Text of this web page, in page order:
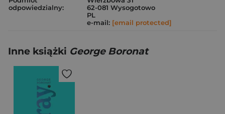
odpowiedzialny:
62-081 Wysogotowo
PL
e-mail: [email protected]
Inne książki George Boronat